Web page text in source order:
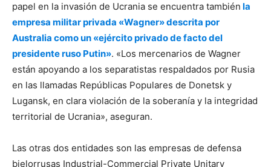
papel en la invasión de Ucrania se encuentra también la
empresa militar privada «Wagner» descrita por
Australia como un «ejército privado de facto del
presidente ruso Putin». «Los mercenarios de Wagner
están apoyando a los separatistas respaldados por Rusia
en las llamadas Repúblicas Populares de Donetsk y
Lugansk, en clara violación de la soberanía y la integridad
territorial de Ucrania», aseguran.
Las otras dos entidades son las empresas de defensa
bielorrusas Industrial-Commercial Private Unitary